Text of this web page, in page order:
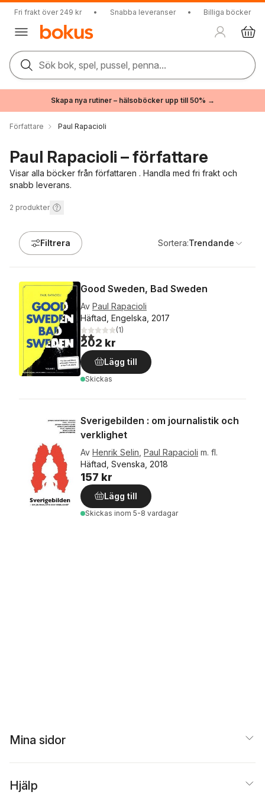
Fri frakt över 249 kr • Snabba leveranser • Billiga böcker
Sök bok, spel, pussel, penna...
Skapa nya rutiner – hälsoböcker upp till 50% →
Författare Paul Rapacioli
Paul Rapacioli – författare
Visar alla böcker från författaren . Handla med fri frakt och
snabb leverans.
2 produkter
Filtrera Sortera:Trendande
Good Sweden, Bad Sweden
Av Paul Rapacioli
Häftad, Engelska, 2017
2,0utav 5 stjärnor. Totalt antal röster:
(1)
202 kr
Lägg till
Skickas
Sverigebilden : om journalistik och
verklighet
Av Henrik Selin Paul Rapacioli m. fl.
Häftad, Svenska, 2018
157 kr
Lägg till
Skickas inom 5-8 vardagar
Mina sidor
Hjälp